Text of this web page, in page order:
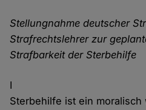
Stellungnahme deutscher
Strafrechtslehrer zur
Strafbarkeit der Sterbehilfe
I
Sterbehilfe ist ein